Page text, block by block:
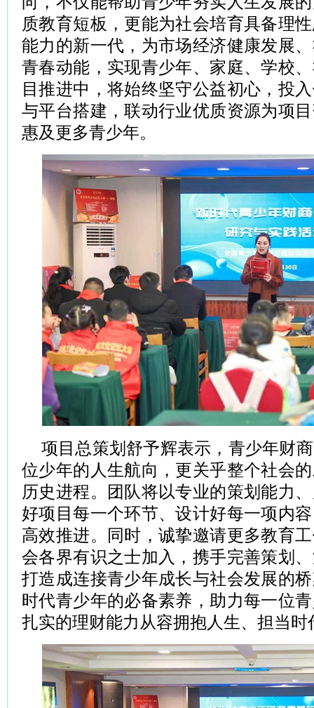
质教育短板，更能为社会培育具备理
能力的新一代，为市场经济健康发展
青春动能，实现青少年、家庭、学校
目推进中，将始终坚守公益初心，投
与平台搭建，联动行业优质资源为项
惠及更多青少年。
项目总策划舒予辉表示，青少年财
位少年的人生航向，更关乎整个社会
历史进程。团队将以专业的策划能力
好项目每一个环节、设计好每一项内
高效推进。同时，诚挚邀请更多教育
会各界有识之士加入，携手完善策划
打造成连接青少年成长与社会发展的
时代青少年的必备素养，助力每一位
扎实的理财能力从容拥抱人生、担当时